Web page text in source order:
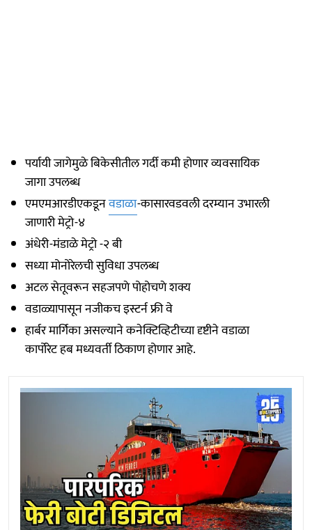
पर्यायी जागेमुळे बिकेसीतील गर्दी कमी होणार व्यवसायिक
जागा उपलब्ध
एमएमआरडीएकडूनवडाळा-कासारवडवली दरम्यान उभारली
जाणारी मेट्रो-४
अंधेरी-मंडाळे मेट्रो -२ बी
सध्या मोनोरेलची सुविधा उपलब्ध
अटल सेतूवरून सहजपणे पोहोचणे शक्य
वडाळ्यापासून नजीकच इस्टर्न फ्री वे
हार्बर मार्गिका असल्याने कनेक्टिव्हिटीच्या दृष्टीने वडाळा
कार्पोरेट हब मध्यवर्ती ठिकाण होणार आहे.